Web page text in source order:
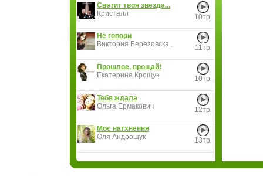
Светит твоя звезда...
Кристалл
10тр.
Не говори
Виктория Березовска..
11тр.
Прошлое, прощай!
Екатерина Крощук
10тр.
Тебя ждала
Ольга Ермакович
12тр.
Моє натхнення
Оля Андрощук
13тр.